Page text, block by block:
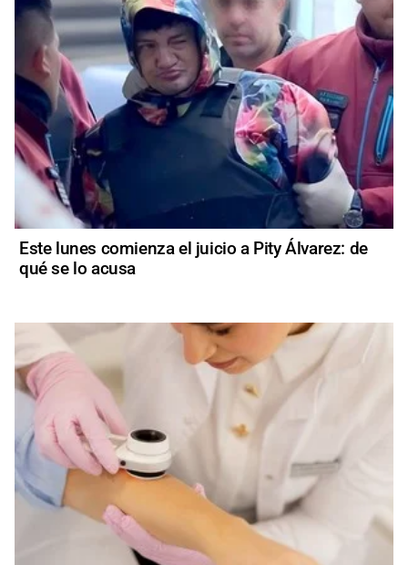
Este lunes comienza el juicio a Pity Álvarez: de
qué se lo acusa